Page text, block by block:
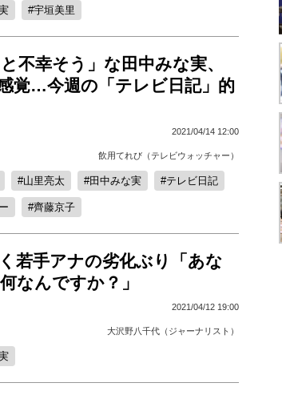
宇垣美里
不幸そう」な田中みな実、
覚…今週の「テレビ日記」的
2021/04/14 12:00
飲用てれび（テレビウォッチャー）
山里亮太 田中みな実 テレビ日記
齊藤京子
若手アナの劣化ぶり「あな
なんですか？」
2021/04/12 19:00
大沢野八千代（ジャーナリスト）